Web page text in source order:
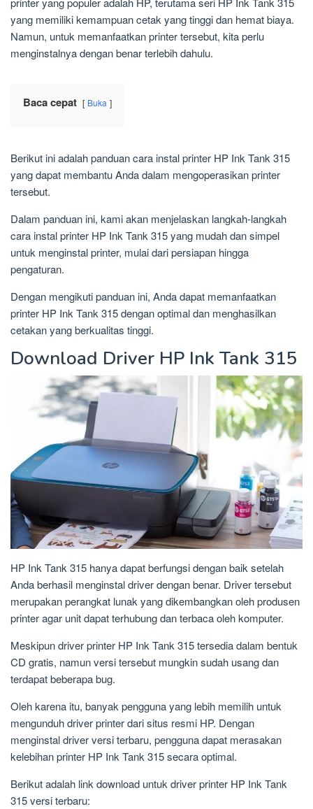
yang memiliki kemampuan cetak yang tinggi dan hemat biaya.
Namun, untuk memanfaatkan printer tersebut, kita perlu
menginstalnya dengan benar terlebih dahulu.
Baca cepat Buka
Berikut ini adalah panduan cara instal printer HP Ink Tank 315
yang dapat membantu Anda dalam mengoperasikan printer
tersebut.
Dalam panduan ini, kami akan menjelaskan langkah-langkah
cara instal printer HP Ink Tank 315 yang mudah dan simpel
untuk menginstal printer, mulai dari persiapan hingga
pengaturan.
Dengan mengikuti panduan ini, Anda dapat memanfaatkan
printer HP Ink Tank 315 dengan optimal dan menghasilkan
cetakan yang berkualitas tinggi.
Download Driver HP Ink Tank 315
HP Ink Tank 315 hanya dapat berfungsi dengan baik setelah
Anda berhasil menginstal driver dengan benar. Driver tersebut
merupakan perangkat lunak yang dikembangkan oleh produsen
printer agar unit dapat terhubung dan terbaca oleh komputer.
Meskipun driver printer HP Ink Tank 315 tersedia dalam bentuk
CD gratis, namun versi tersebut mungkin sudah usang dan
terdapat beberapa bug.
Oleh karena itu, banyak pengguna yang lebih memilih untuk
mengunduh driver printer dari situs resmi HP. Dengan
menginstal driver versi terbaru, pengguna dapat merasakan
kelebihan printer HP Ink Tank 315 secara optimal.
Berikut adalah link download untuk driver printer HP Ink Tank
315 versi terbaru: